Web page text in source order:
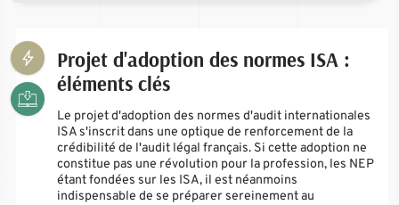
Projet d'adoption des normes ISA :
éléments clés
Le projet d'adoption des normes d'audit internationales
ISA s'inscrit dans une optique de renforcement de la
crédibilité de l'audit légal français. Si cette adoption ne
constitue pas une révolution pour la profession, les NEP
étant fondées sur les ISA, il est néanmoins
indispensable de se préparer sereinement au